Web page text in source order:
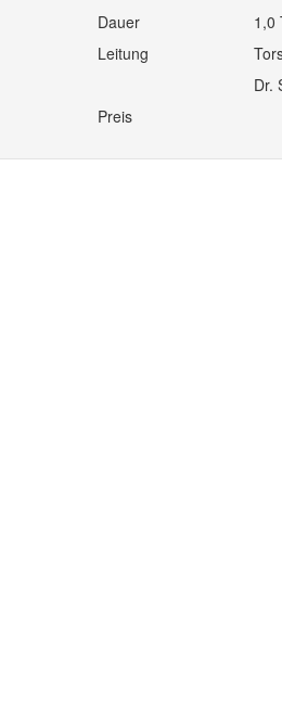
Dauer
1,0
Leitung
Dr.
Preis